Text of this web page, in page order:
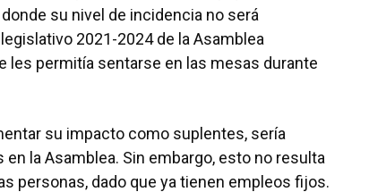
su nivel de incidencia no será
2021-2024 de la Asamblea
les permitía sentarse en las mesas durante
su impacto como suplentes, sería
la Asamblea. Sin embargo, esto no resulta
personas, dado que ya tienen empleos fijos.